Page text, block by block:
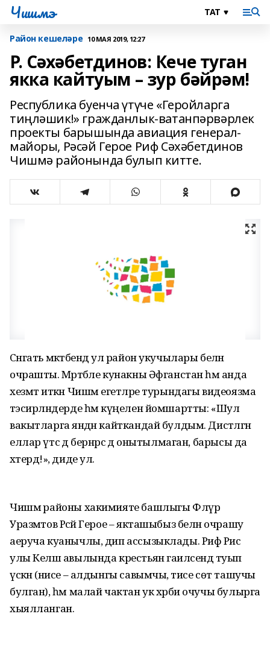
Чишмэ
Район кешеләре 10 МАЯ 2019, 12:27
Р. Сәхәбетдинов: Кече туган
якка кайтуым – зур бәйрәм!
Республика буенча үтүче «Геройларга
тиңләшик!» гражданлык-ватанпәрвәрлек
проекты барышында авиация генерал-
майоры, Рәсәй Герое Риф Сәхәбетдинов
Чишмә районында булып китте.
Сәнгать мәктәбендә ул район укучылары белән
очрашты. Мәртәбәле кунакны Әфганстан һәм анда
хезмәт иткән Чишмә егетләре турындагы видеоязма
тәэсирләндерде һәм күңелен йомшартты: «Шул
вакытларга янәдән кайткандай булдым. Дистәләгән
еллар үтсә дә бернәрсә дә онытылмаган, барысы да
хәтердә!», диде ул.
Чишмә районы хакимияте башлыгы Флүр
Уразмәтов Рәсәй Герое – якташыбыз белән очрашу
аеруча куанычлы, дип ассызыклады. Риф Рәис
улы Келәш авылында крестьян гаиләсендә туып
үскән (әнисе – алдынгы савымчы, әтисе сөт ташучы
булган), һәм малай чактан ук хәрби очучы булырга
хыялланган.